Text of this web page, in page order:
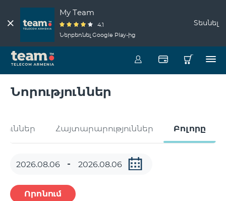
My Team
4.1
Ներբեռնել Google Play-ից
Տեսնել
Նորություններ
Հայտարարություններ Բոլորը
Որոնում